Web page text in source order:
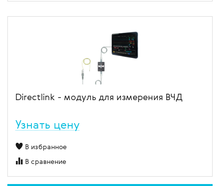
Directlink - модуль для измерения ВЧД
Узнать цену
В избранное
В сравнение